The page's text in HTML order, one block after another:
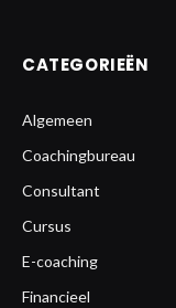
CATEGORIEËN
Algemeen
Coachingbureau
Consultant
Cursus
E-coaching
Financieel